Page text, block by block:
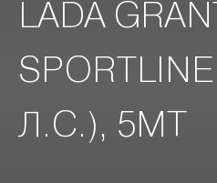
LADA
Л.С.), 5МТ